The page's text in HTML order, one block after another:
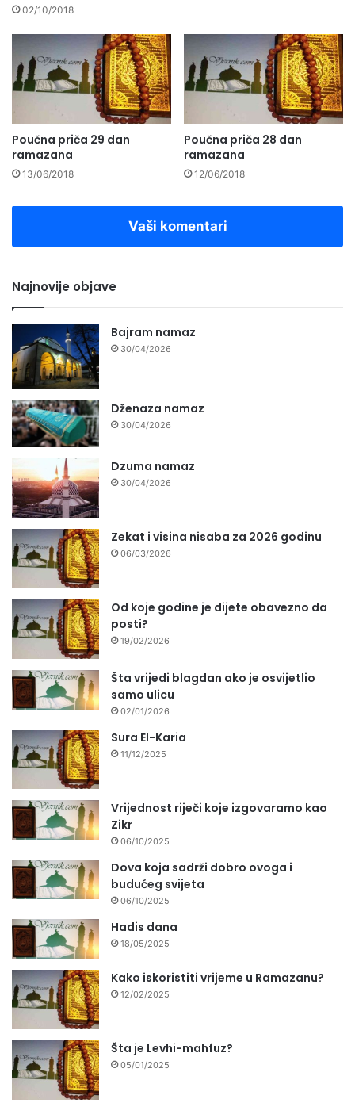
02/10/2018
Poučna priča 29 dan
ramazana
13/06/2018
Poučna priča 28 dan
ramazana
12/06/2018
Vaši komentari
Najnovije objave
Bajram namaz
30/04/2026
Dženaza namaz
30/04/2026
Dzuma namaz
30/04/2026
Zekat i visina nisaba za 2026 godinu
06/03/2026
Od koje godine je dijete obavezno da
posti?
19/02/2026
Šta vrijedi blagdan ako je osvijetlio
samo ulicu
02/01/2026
Sura El-Karia
11/12/2025
Vrijednost riječi koje izgovaramo kao
Zikr
06/10/2025
Dova koja sadrži dobro ovoga i
budućeg svijeta
06/10/2025
Hadis dana
18/05/2025
Kako iskoristiti vrijeme u Ramazanu?
12/02/2025
Šta je Levhi-mahfuz?
05/01/2025